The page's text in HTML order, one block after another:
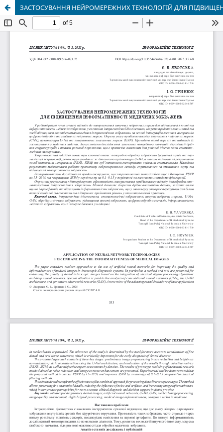
ЗАСТОСУВАННЯ НЕЙРОМЕРЕЖНИХ ТЕХНОЛОГІЙ ДЛЯ